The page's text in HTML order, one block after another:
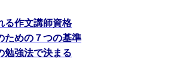
る作文講師資格
ための７つの基準
勉強法で決まる